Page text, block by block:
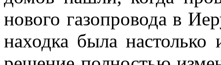
нового газопровода в
находка была настолько